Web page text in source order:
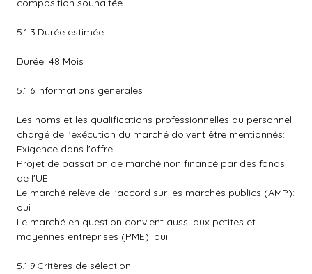
composition souhaitée
5.1.3.Durée estimée
Durée: 48 Mois
5.1.6.Informations générales
Les noms et les qualifications professionnelles du personnel
chargé de l'exécution du marché doivent être mentionnés:
Exigence dans l'offre
Projet de passation de marché non financé par des fonds
de l'UE
Le marché relève de l'accord sur les marchés publics (AMP):
oui
Le marché en question convient aussi aux petites et
moyennes entreprises (PME): oui
5.1.9.Critères de sélection